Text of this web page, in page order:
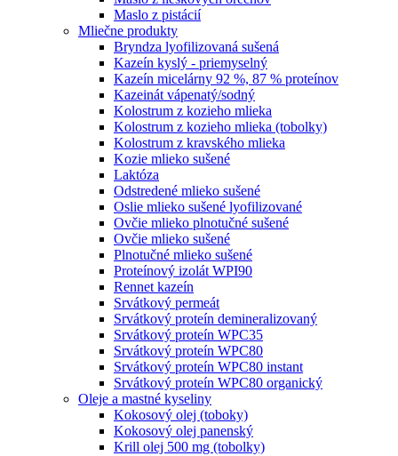
Maslo z pistácií
Mliečne produkty
Bryndza lyofilizovaná sušená
Kazeín kyslý - priemyselný
Kazeín micelárny 92 %, 87 % proteínov
Kazeinát vápenatý/sodný
Kolostrum z kozieho mlieka
Kolostrum z kozieho mlieka (tobolky)
Kolostrum z kravského mlieka
Kozie mlieko sušené
Laktóza
Odstredené mlieko sušené
Oslie mlieko sušené lyofilizované
Ovčie mlieko plnotučné sušené
Ovčie mlieko sušené
Plnotučné mlieko sušené
Proteínový izolát WPI90
Rennet kazeín
Srvátkový permeát
Srvátkový proteín demineralizovaný
Srvátkový proteín WPC35
Srvátkový proteín WPC80
Srvátkový proteín WPC80 instant
Srvátkový proteín WPC80 organický
Oleje a mastné kyseliny
Kokosový olej (toboky)
Kokosový olej panenský
Krill olej 500 mg (tobolky)